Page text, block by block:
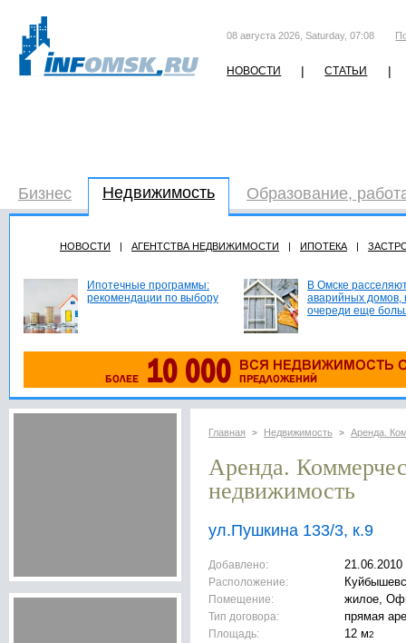
08 августа 2026, Saturday, 07:08
НОВОСТИ | СТАТЬИ |
Бизнес Недвижимость Образование,
НОВОСТИ | АГЕНТСТВА НЕДВИЖИМОСТИ | ИПОТЕКА |
Ипотечные программы:
рекомендации по выбору
В Омске
аварийных домов,
очереди еще
Главная > Недвижимость > Аренда.
Аренда.
недвижимость
ул.Пушкина 133/3, к.9
Добавлено:
21.06.2010
Расположение:
Помещение:
жилое,
Тип договора:
прямая
Площадь:
12 м2